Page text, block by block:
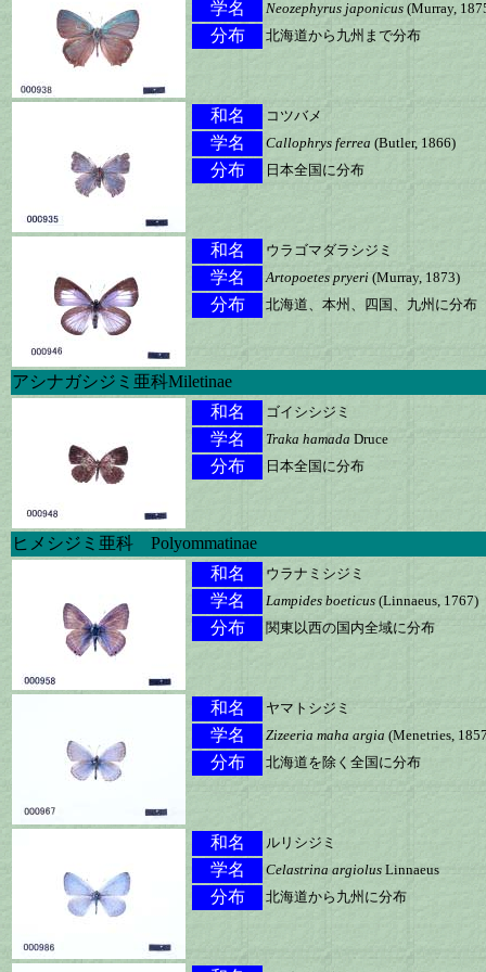
学名 Neozephyrus japonicus (Murray,
分布 北海道から九州まで分布
和名 コツバメ
学名 Callophrys ferrea (Butler, 1866)
分布 日本全国に分布
和名 ウラゴマダラシジミ
学名 Artopoetes pryeri (Murray, 1873)
分布 北海道、本州、四国、九州に分布
アシナガシジミ亜科Miletinae
和名
ゴイシシジミ
学名 Traka hamada Druce
分布 日本全国に分布
ヒメシジミ亜科 Polyommatinae
和名
ウラナミシジミ
学名 Lampides boeticus (Linnaeus, 1767)
分布 関東以西の国内全域に分布
和名 ヤマトシジミ
学名 Zizeeria maha argia (Menetries,
分布 北海道を除く全国に分布
和名 ルリシジミ
学名 Celastrina argiolus Linnaeus
分布 北海道から九州に分布